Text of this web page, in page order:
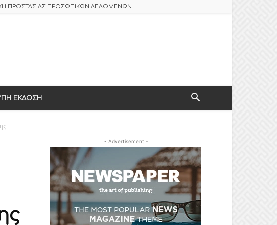
ΠΡΟΣΤΑΣΙΑΣ ΠΡΟΣΩΠΙΚΩΝ ΔΕΔΟΜΕΝΩΝ
ΕΚΔΟΣΗ
- Advertisement -